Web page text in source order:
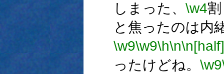
しまった、 \w4
と焦ったのは内
\w9\w9\h\n\n[half]
ったけどね。 \w9